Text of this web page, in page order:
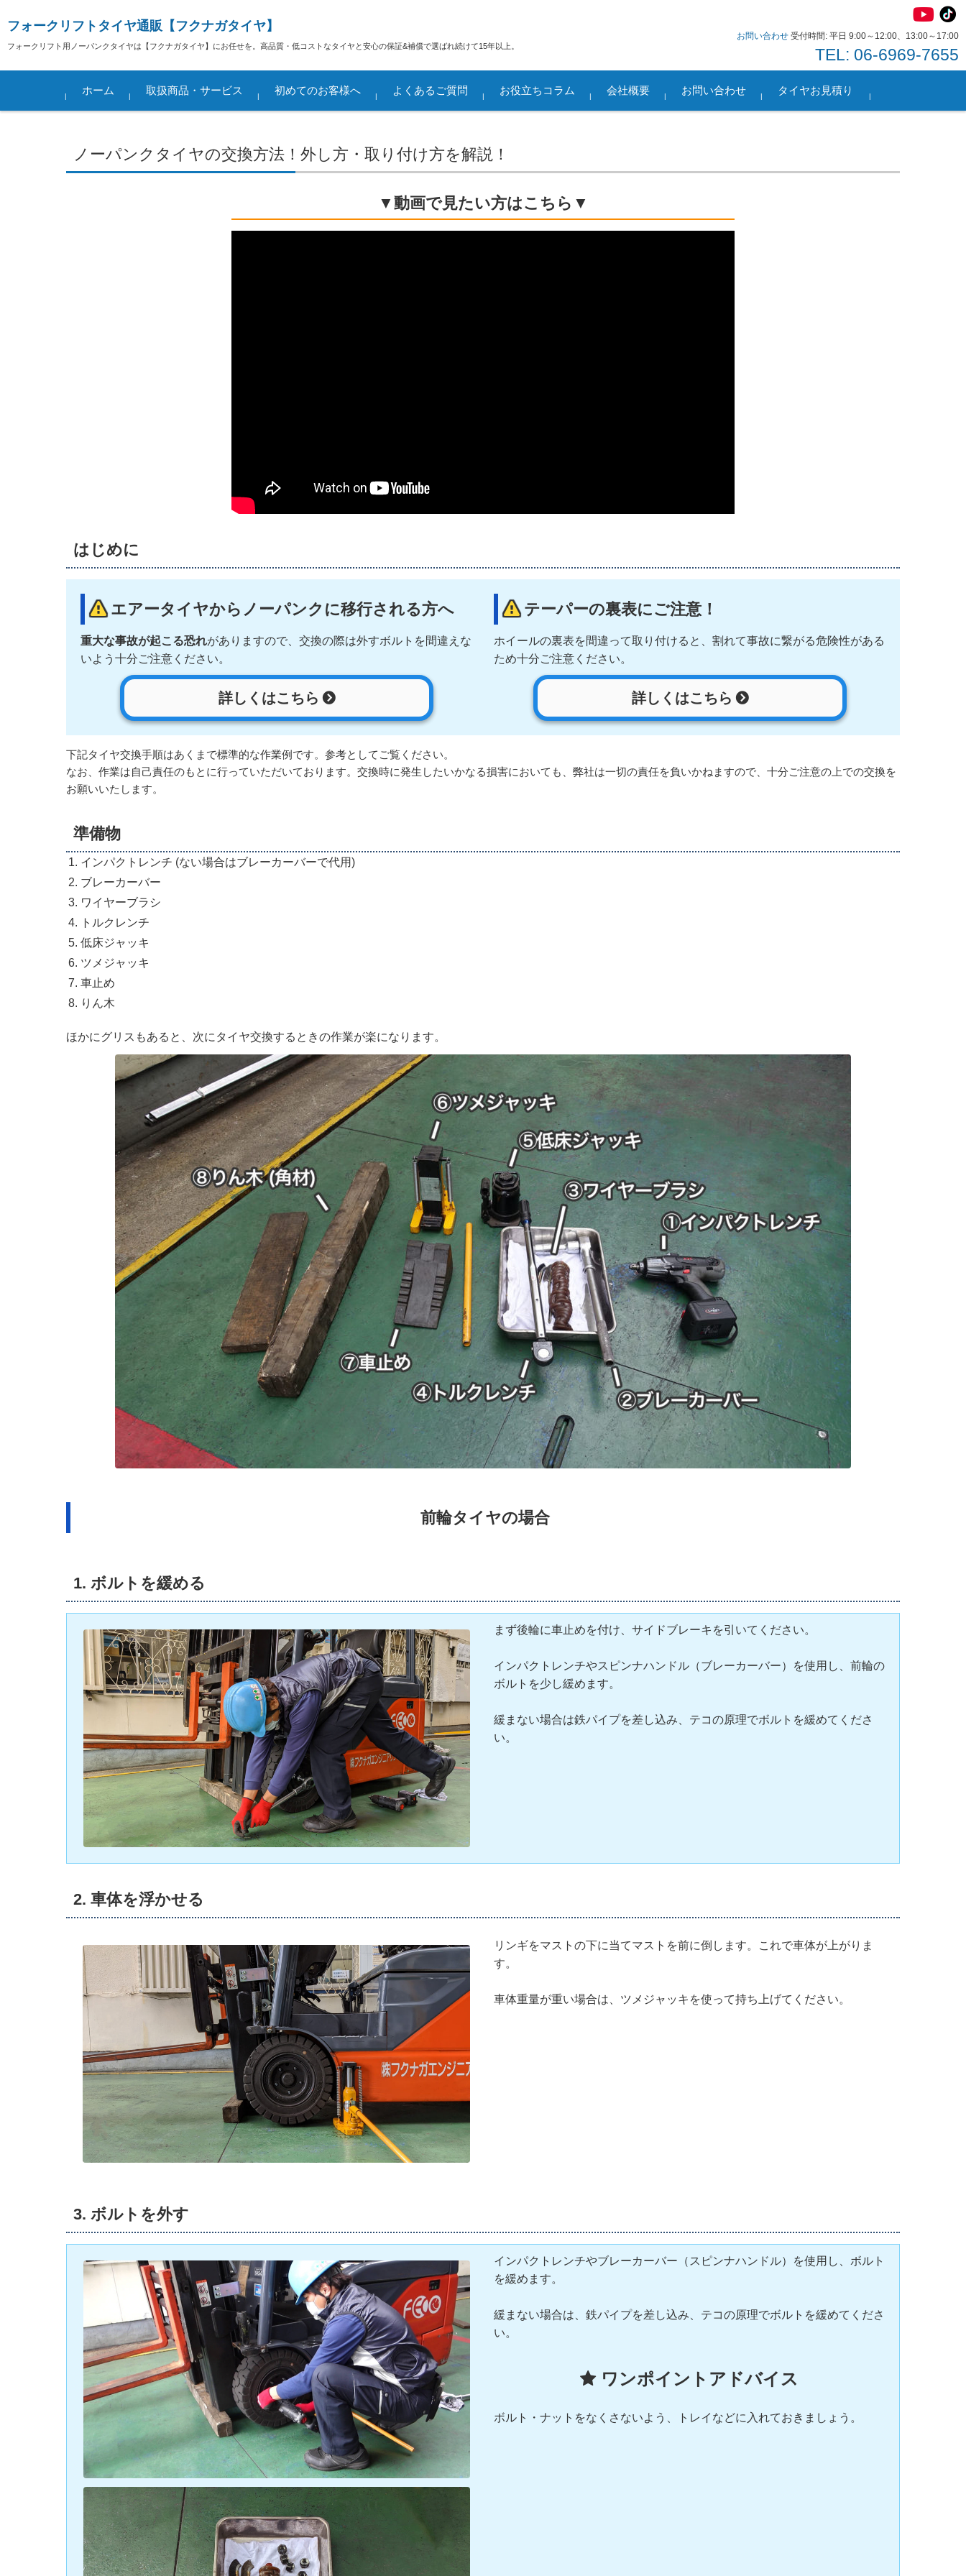
フォークリフトタイヤ通販【フクナガタイヤ】
フォークリフト用ノーパンクタイヤは【フクナガタイヤ】にお任せを。高品質・低コストなタイヤと安心の保証&補償で選ばれ続けて15年以上。
お問い合わせ 受付時間: 平日 9:00～12:00、13:00～17:00
TEL: 06-6969-7655
ホーム
取扱商品・サービス 初めてのお客様へ よくあるご質問 お役立ちコラム 会社概要 お問い合わせ タイヤお見積り
ノーパンクタイヤの交換方法！外し方・取り付け方を解説！
▼動画で見たい方はこちら▼
はじめに
エアータイヤからノーパンクに移行される方へ
重大な事故が起こる恐れがありますので、交換の際は外すボルトを間違えな
いよう十分ご注意ください。
詳しくはこちら
テーパーの裏表にご注意！
ホイールの裏表を間違って取り付けると、割れて事故に繋がる危険性がある
ため十分ご注意ください。
詳しくはこちら
下記タイヤ交換手順はあくまで標準的な作業例です。参考としてご覧ください。
なお、作業は自己責任のもとに行っていただいております。交換時に発生したいかなる損害においても、弊社は一切の責任を負いかねますので、十分ご注意の上での交換を
お願いいたします。
準備物
インパクトレンチ (ない場合はブレーカーバーで代用)
ブレーカーバー
ワイヤーブラシ
トルクレンチ
低床ジャッキ
ツメジャッキ
車止め
りん木
ほかにグリスもあると、次にタイヤ交換するときの作業が楽になります。
前輪タイヤの場合
1. ボルトを緩める
まず後輪に車止めを付け、サイドブレーキを引いてください。
インパクトレンチやスピンナハンドル（ブレーカーバー）を使用し、前輪の
ボルトを少し緩めます。
緩まない場合は鉄パイプを差し込み、テコの原理でボルトを緩めてくださ
い。
2. 車体を浮かせる
リンギをマストの下に当てマストを前に倒します。これで車体が上がりま
す。
車体重量が重い場合は、ツメジャッキを使って持ち上げてください。
3. ボルトを外す
インパクトレンチやブレーカーバー（スピンナハンドル）を使用し、ボルト
を緩めます。
緩まない場合は、鉄パイプを差し込み、テコの原理でボルトを緩めてくださ
い。
ワンポイントアドバイス
ボルト・ナットをなくさないよう、トレイなどに入れておきましょう。